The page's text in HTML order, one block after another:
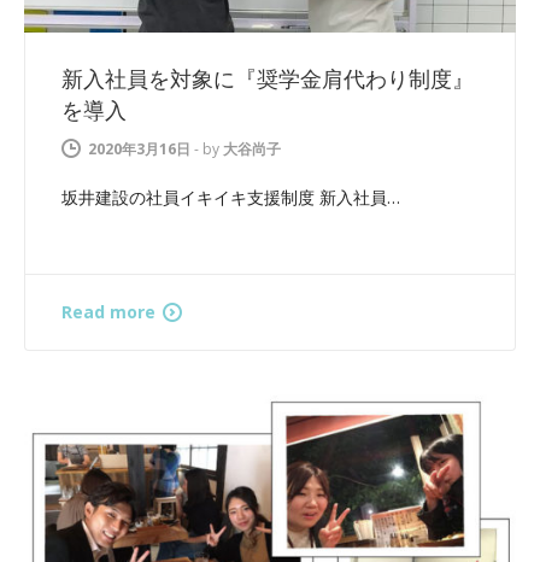
新入社員を対象に『奨学金肩代わり制度』
を導入
2020年3月16日 - by 大谷尚子
坂井建設の社員イキイキ支援制度 新入社員…
Read more